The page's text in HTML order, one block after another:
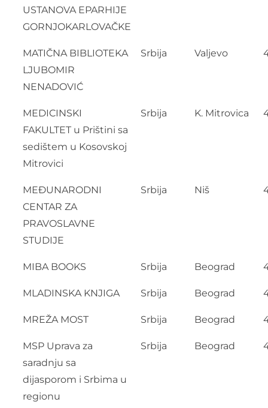
USTANOVA EPARHIJE
GORNJOKARLOVAČKE
MATIČNA BIBLIOTEKA
LJUBOMIR
NENADOVIĆ
Srbija Valjevo
MEDICINSKI
FAKULTET u Prištini sa
sedištem u Kosovskoj
Mitrovici
Srbija K. Mitrovica
MEĐUNARODNI
CENTAR ZA
PRAVOSLAVNE
STUDIJE
Srbija Niš
MIBA BOOKS Srbija Beograd
MLADINSKA KNJIGA Srbija Beograd
MREŽA MOST Srbija Beograd
MSP Uprava za
saradnju sa
dijasporom i Srbima u
regionu
Srbija Beograd